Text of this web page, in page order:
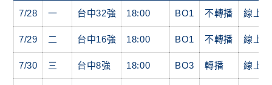
7/28 一 台中32強 18:00 BO1 不轉播 線上
7/29 二 台中16強 18:00 BO1 不轉播 線上
7/30 三 台中8強 18:00 BO3 轉播 線上